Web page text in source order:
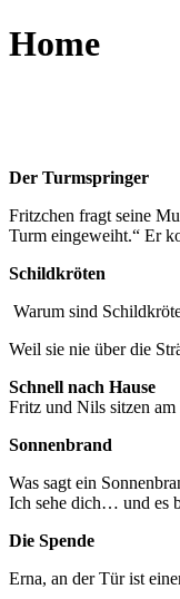
Home
Der Turmspringer
Fritzchen fragt seine
Turm eingeweiht.“ Er
Schildkröten
Warum sind
Weil sie nie über die
Schnell nach Hause
Fritz und Nils sitzen
Sonnenbrand
Was sagt ein
Ich sehe dich… und es
Die Spende
Erna, an der Tür ist